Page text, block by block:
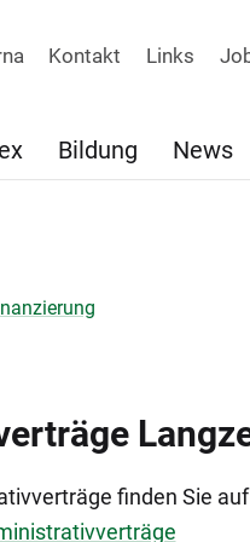
Kontakt Links
Bildung News
finden Sie